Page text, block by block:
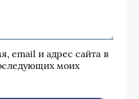
email и адрес сайта в
моих